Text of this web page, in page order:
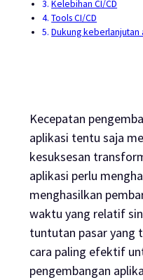
Kelebihan CI/CD
Tools CI/CD
Dukung keberlanjutan
Kecepatan
aplikasi tentu saja
kesuksesan
aplikasi perlu
menghasilkan
waktu yang relatif
tuntutan pasar yang
cara paling efektif
pengembangan